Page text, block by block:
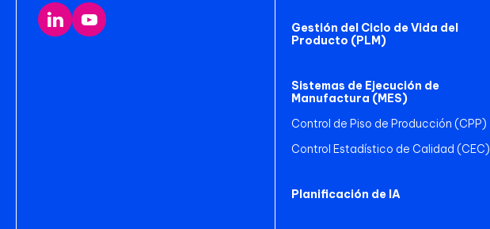
Gestión del Ciclo de Vida del
Producto (PLM)
Sistemas de Ejecución de
Manufactura (MES)
Control de Piso de Producción (CPP)
Control Estadístico de Calidad (CEC)
Planificación de IA